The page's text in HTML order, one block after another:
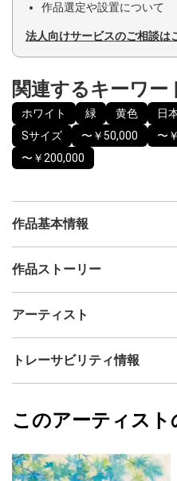
作品選定や設置について
法人向けサービスのご相談は
関連するキーワー
ホワイト 緑 黄色 日
Sサイズ
〜￥50,000 〜
〜￥200,000
作品基本情報
出品者
制作年
その他
カラー
ホワイト
ジャンル
日本画
作品ストーリー
見上げると、やわらかな緑の間
「光と空気感」を感じていただ
ば嬉しいです。
＊＊＊
らく春を探しに～ 」出品作品で
アーティスト
陸野真望
フォローする
トレーサビリティ情報
陸野真望
このアーティスト